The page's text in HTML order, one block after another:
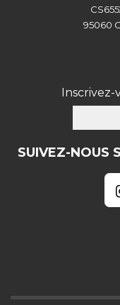
95060
Inscrivez-
SUIVEZ-NOUS